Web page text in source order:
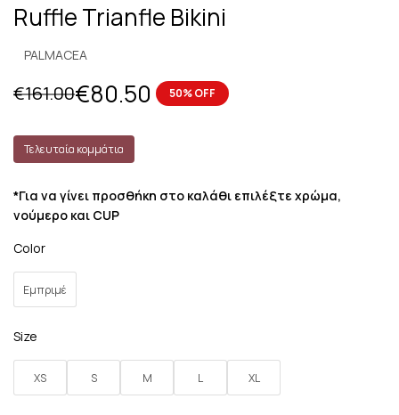
Ruffle Trianfle Bikini
PALMACEA
€161.00€80.50 50% OFF
Τελευταία κομμάτια
*Για να γίνει προσθήκη στο καλάθι επιλέξτε χρώμα,
νούμερο και CUP
Color
Εμπριμέ
Size
XS S M L XL